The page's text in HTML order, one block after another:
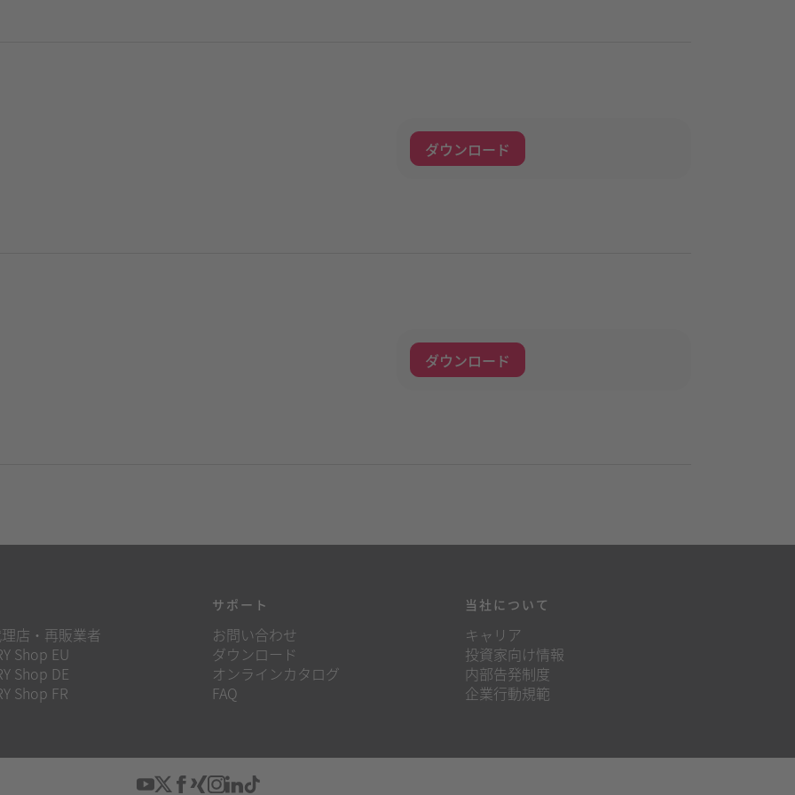
ダウンロード
ダウンロード
店・再販業者
Shop EU
Shop DE
Shop FR
サポート
お問い合わせ
ダウンロード
オンラインカタログ
FAQ
当社について
キャリア
投資家向け情報
内部告発制度
企業行動規範